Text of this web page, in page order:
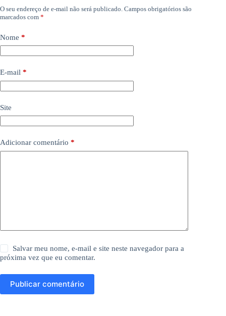
O seu endereço de e-mail não será publicado. Campos obrigatórios são
marcados com *
Nome *
E-mail *
Site
Adicionar comentário *
Salvar meu nome, e-mail e site neste navegador para a
próxima vez que eu comentar.
Publicar comentário